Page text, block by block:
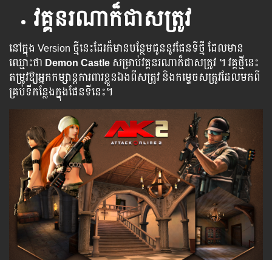
វគ្គនរណាក៏ជាសត្រូវ
នៅក្នុង Version ថ្មី​នេះ​ដែរ​ក៏​មាន​បន្ថែម​ជូន​នូវផែនទីថ្មី ដែលមាន
ឈ្មោះថា Demon Castle សម្រាប់វគ្គនរណាក៏ជាសត្រូវ ។ វគ្គថ្មី​នេះ​
តម្រូវ​ឱ្យ​អ្នកកម្សាន្តការពារខ្លួនឯងពីសត្រូវ និងកម្ទេចសត្រូវដែលមកពី
គ្រប់ទីកន្លែងក្នុងផែនទីនេះ។